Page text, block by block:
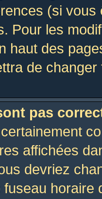
(si
Pour les
haut des
de
pas
affichées
devriez